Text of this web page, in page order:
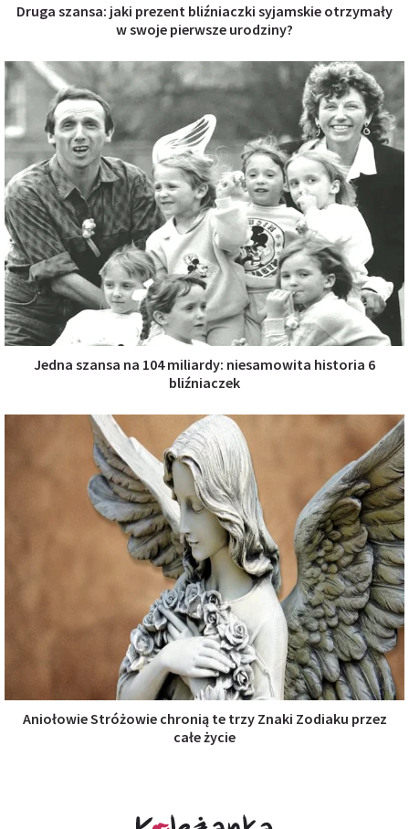
Druga szansa: jaki prezent bliźniaczki syjamskie otrzymały
w swoje pierwsze urodziny?
Jedna szansa na 104 miliardy: niesamowita historia 6
bliźniaczek
Aniołowie Stróżowie chronią te trzy Znaki Zodiaku przez
całe życie